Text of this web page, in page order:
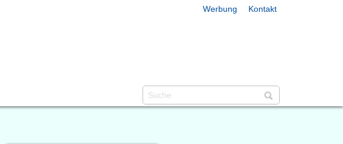
Werbung Kontakt